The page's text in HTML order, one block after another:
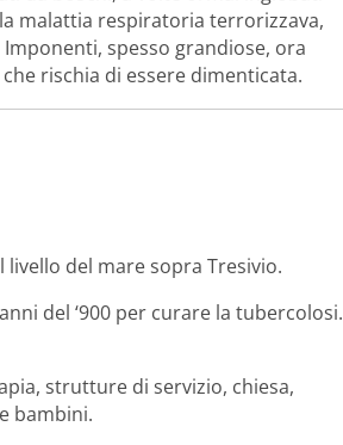
malattia respiratoria terrorizzava,
spesso grandiose, ora
rischia di essere dimenticata.
livello del mare sopra Tresivio.
del ‘900 per curare la tubercolosi.
strutture di servizio, chiesa,
bambini.